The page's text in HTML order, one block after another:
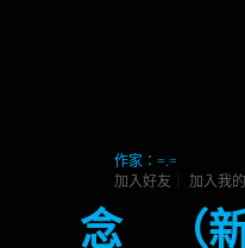
念（
加入好友 加入我
作家：=.=